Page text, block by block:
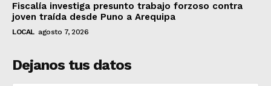
Fiscalía investiga presunto trabajo forzoso contra
joven traída desde Puno a Arequipa
LOCAL agosto 7, 2026
Dejanos tus datos